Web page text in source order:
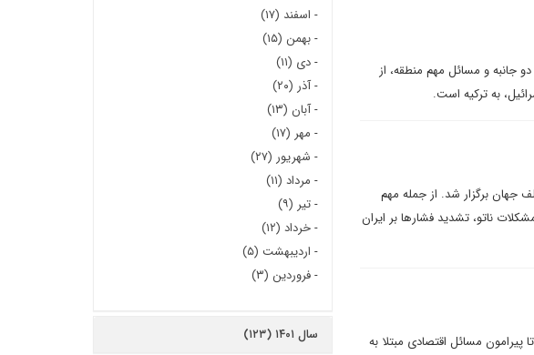
جانبه و مسائل مهم منطقه، از
به ترکیه است.
کشورهای مختلف جهان برگزار شد. از جمله مهم
ناتو، تشدید فشارها بر ایران
تا پیرامون مسائل اقتصادی مبتلا به
- اسفند (۱۷)
-بهمن (۱۵)
-دی (۱۱)
-آذر (۲۰)
-آبان (۱۳)
- مهر (۱۷)
- شهریور (۲۷)
- مرداد (۱۱)
-تیر (۹)
-خرداد (۱۲)
- اردیبهشت (۵)
-فروردین (۳)
سال ۱۴۰۱ (۱۲۳)